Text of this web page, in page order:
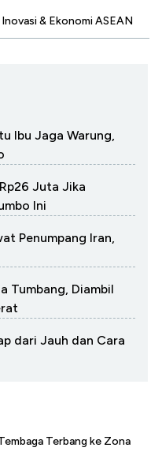
& Ekonomi ASEAN
Ibu Jaga Warung,
Juta Jika
Ini
Penumpang Iran,
Tumbang, Diambil
dari Jauh dan Cara
Terbang ke Zona